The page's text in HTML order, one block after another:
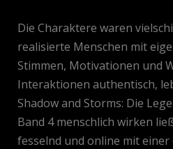
Die Charaktere waren
realisierte Menschen mit
Stimmen, Motivationen und
Interaktionen authentisch,
Shadow and Storms: Die
Band 4 menschlich wirken
fesselnd und online mit